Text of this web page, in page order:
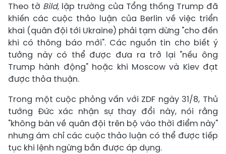
Theo tờ Bild, lập trường của Tổng thống Trump đã
khiến các cuộc thảo luận của Berlin về việc triển
khai (quân đội tới Ukraine) phải tạm dừng "cho đến
khi có thông báo mới". Các nguồn tin cho biết ý
tưởng này có thể được đưa ra trở lại "nếu ông
Trump hành động" hoặc khi Moscow và Kiev đạt
được thỏa thuận.
Trong một cuộc phỏng vấn với ZDF ngày 31/8, Thủ
tướng Đức xác nhận sự thay đổi này, nói rằng
"không bàn về quân đội trên bộ vào thời điểm này"
nhưng ám chỉ các cuộc thảo luận có thể được tiếp
tục khi lệnh ngừng bắn được áp dụng.